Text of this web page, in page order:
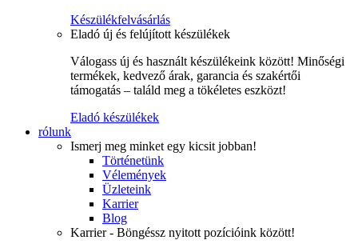
Készülékfelvásárlás
Eladó új és felújított készülékek
Válogass új és használt készülékeink között! Minőségi
termékek, kedvező árak, garancia és szakértői
támogatás – találd meg a tökéletes eszközt!
Eladó készülékek
rólunk
Ismerj meg minket egy kicsit jobban!
Történetünk
Vélemények
Üzleteink
Karrier
Blog
Karrier - Böngéssz nyitott pozícióink között!